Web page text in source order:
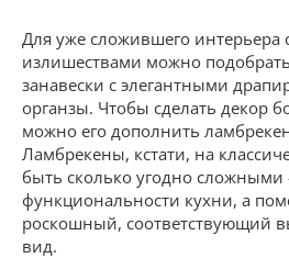
Для уже сложившего интерьера
излишествами можно
занавески с элегантными
органзы. Чтобы сделать декор
можно его дополнить
Ламбрекены, кстати, на
быть сколько угодно
функциональности кухни, а
роскошный, соответствующий
вид.